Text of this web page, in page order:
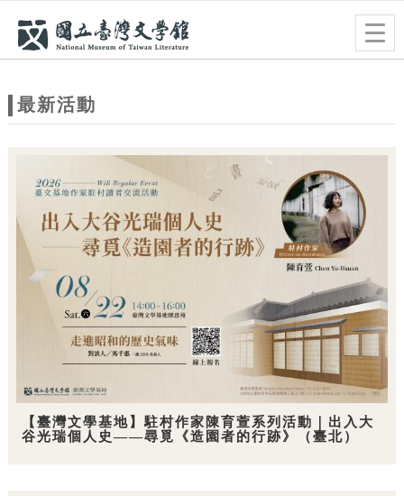
站最新活動
【臺灣文學基地】駐村作家陳育萱系列活動｜出入大
谷光瑞個人史——尋覓《造園者的行跡》（臺北）